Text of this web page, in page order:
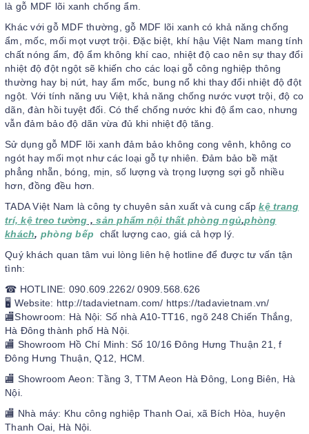
là gỗ MDF lõi xanh chống ẩm.
Khác với gỗ MDF thường, gỗ MDF lõi xanh có khả năng chống
ẩm, mốc, mối mọt vượt trội. Đặc biệt, khí hậu Việt Nam mang tính
chất nóng ẩm, độ ẩm không khí cao, nhiệt độ cao nên sự thay đổi
nhiệt độ đột ngột sẽ khiến cho các loại gỗ công nghiệp thông
thường hay bị nứt, hay ẩm mốc, bung nổ khi thay đổi nhiệt độ đột
ngột. Với tính năng ưu Việt, khả năng chống nước vượt trội, độ co
dãn, đàn hồi tuyệt đối. Có thể chống nước khi độ ẩm cao, nhưng
vẫn đảm bảo độ dãn vừa đủ khi nhiệt độ tăng.
Sử dụng gỗ MDF lõi xanh đảm bảo không cong vênh, không co
ngót hay mối mọt như các loại gỗ tự nhiên. Đảm bảo bề mặt
phẳng nhẵn, bóng, mịn, số lượng và trọng lượng sợi gỗ nhiều
hơn, đồng đều hơn.
TADA Việt Nam là công ty chuyên sản xuất và cung cấp kệ trang
trí, kệ treo tường , sản phẩm nội thất phòng ngủ,phòng
khách, phòng bếp
chất lượng cao, giá cả hợp lý.
Quý khách quan tâm vui lòng liên hệ hotline để được tư vấn tận
tình:
☎ HOTLINE: 090.609.2262/ 0909.568.626
🖥 Website: http://tadavietnam.com/ https://tadavietnam.vn/
🏬Showroom: Hà Nội: Số nhà A10-TT16, ngõ 248 Chiến Thắng,
Hà Đông thành phố Hà Nội.
🏬 Showroom Hồ Chí Minh: Số 10/16 Đông Hưng Thuận 21, f
Đông Hưng Thuận, Q12, HCM.
🏬 Showroom Aeon: Tầng 3, TTM Aeon Hà Đông, Long Biên, Hà
Nội.
🏬 Nhà máy: Khu công nghiệp Thanh Oai, xã Bích Hòa, huyện
Thanh Oai, Hà Nội.